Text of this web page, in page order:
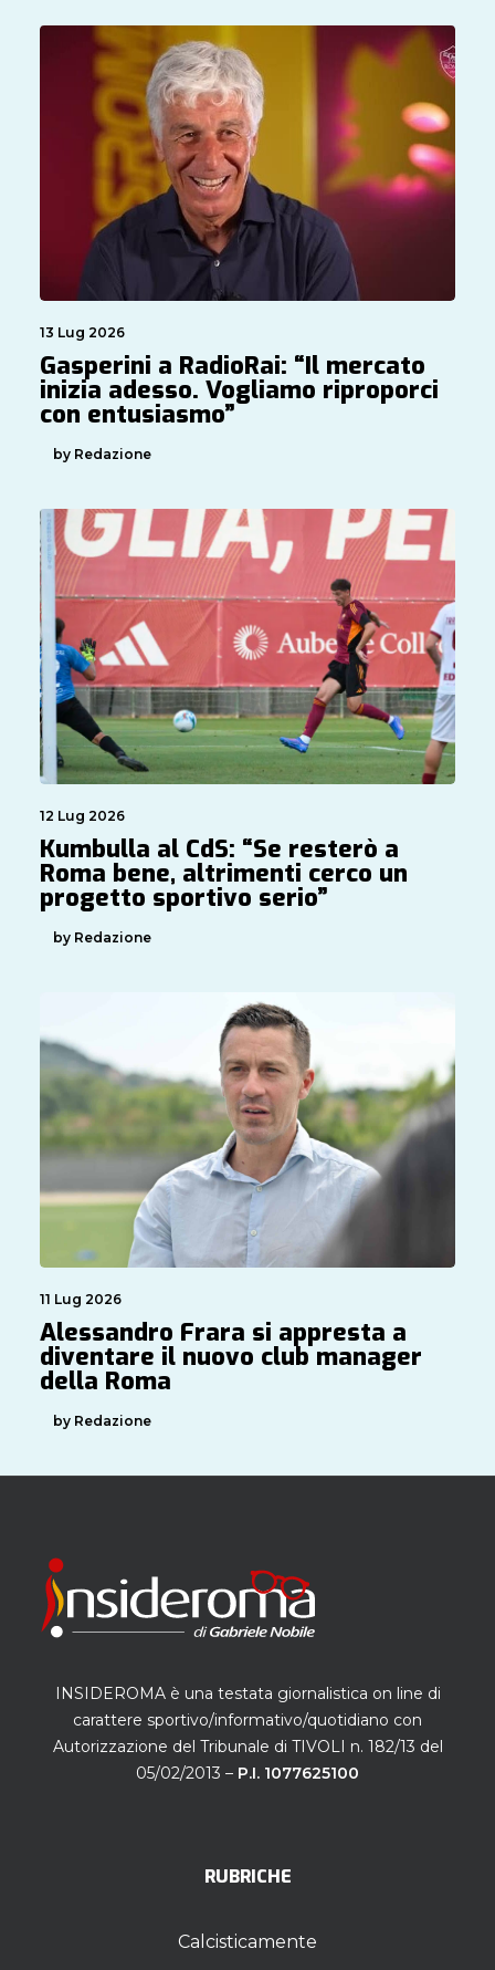
13 Lug 2026
Gasperini a RadioRai: “Il mercato
inizia adesso. Vogliamo riproporci
con entusiasmo”
by Redazione
12 Lug 2026
Kumbulla al CdS: “Se resterò a
Roma bene, altrimenti cerco un
progetto sportivo serio”
by Redazione
11 Lug 2026
Alessandro Frara si appresta a
diventare il nuovo club manager
della Roma
by Redazione
INSIDEROMA è una testata giornalistica on line di
carattere sportivo/informativo/quotidiano con
Autorizzazione del Tribunale di TIVOLI n. 182/13 del
05/02/2013 – P.I. 1077625100
RUBRICHE
Calcisticamente